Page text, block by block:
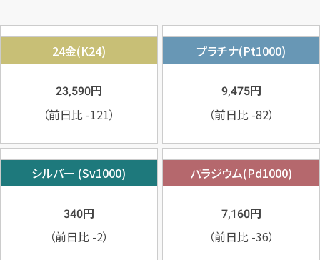
24金(K24)
23,590円
（前日比 -121）
プラチナ(Pt1000)
9,475円
（前日比 -82）
シルバー (Sv1000)
340円
（前日比 -2）
パラジウム(Pd1000)
7,160円
（前日比 -36）